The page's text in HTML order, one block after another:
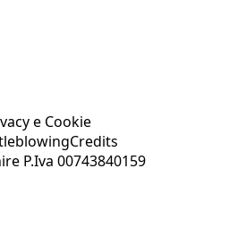
e Cookie
Credits
P.Iva 00743840159